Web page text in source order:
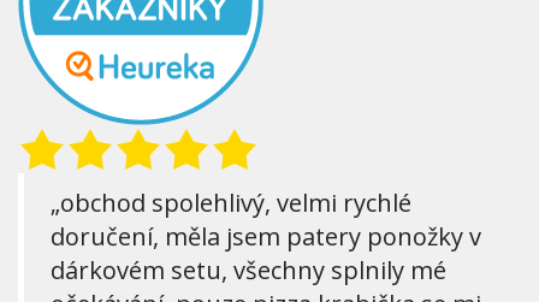
„obchod spolehlivý, velmi rychlé
doručení, měla jsem patery ponožky v
dárkovém setu, všechny splnily mé